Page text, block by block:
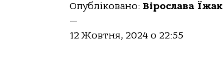
Опубліковано: Вірослава Їжак
—
12 Жовтня, 2024 о 22:55